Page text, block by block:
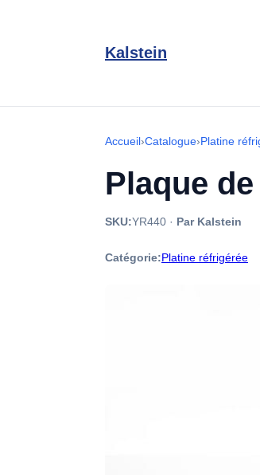
Kalstein
Accueil›Catalogue›Platine
Plaque
SKU:YR440 · Par Kalstein
Catégorie:Platine réfrigérée